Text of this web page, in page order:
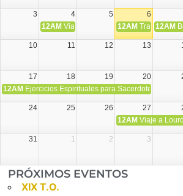
3 4 5 6
12AM Viaje Diocesano a Japón.
12AM 12AM
10 11 12 13
17 18 19 20
12AM Ejercicios Espirituales para Sacerdotes. Priego.
24 25 26 27
12AM Viaje a
31 1 2 3
PRÓXIMOS EVENTOS
XIX T.O.